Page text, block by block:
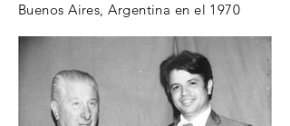
Buenos Aires, Argentina en el 1970